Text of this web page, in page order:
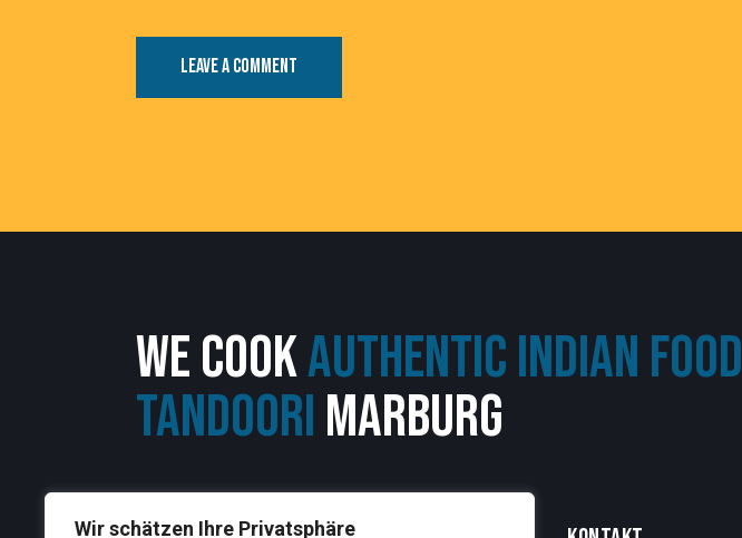
Wir schätzen Ihre Privatsphäre
WE COOKAUTHENTIC INDIAN FOOD
TANDOORI MARBURG